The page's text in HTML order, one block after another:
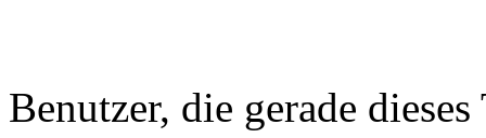
Benutzer, die gerade